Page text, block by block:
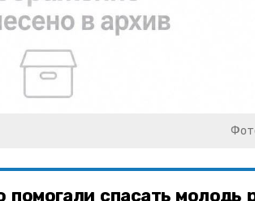
помогали спасать молодь